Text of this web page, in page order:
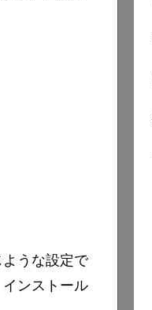
うな設定で
ンストール